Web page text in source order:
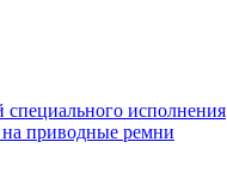
специального исполнения
приводные ремни